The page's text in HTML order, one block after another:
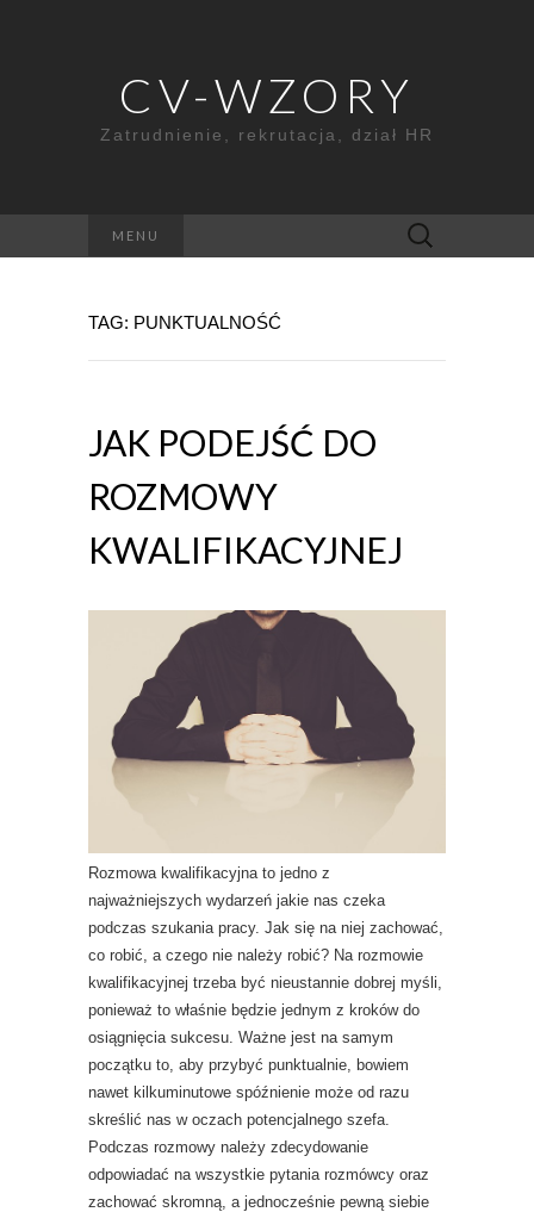
CV-WZORY
Zatrudnienie, rekrutacja, dział HR
MENU Szukaj:
TAG: PUNKTUALNOŚĆ
JAK PODEJŚĆ DO
ROZMOWY
KWALIFIKACYJNEJ
Rozmowa kwalifikacyjna to jedno z
najważniejszych wydarzeń jakie nas czeka
podczas szukania pracy. Jak się na niej zachować,
co robić, a czego nie należy robić? Na rozmowie
kwalifikacyjnej trzeba być nieustannie dobrej myśli,
ponieważ to właśnie będzie jednym z kroków do
osiągnięcia sukcesu. Ważne jest na samym
początku to, aby przybyć punktualnie, bowiem
nawet kilkuminutowe spóźnienie może od razu
skreślić nas w oczach potencjalnego szefa.
Podczas rozmowy należy zdecydowanie
odpowiadać na wszystkie pytania rozmówcy oraz
zachować skromną, a jednocześnie pewną siebie